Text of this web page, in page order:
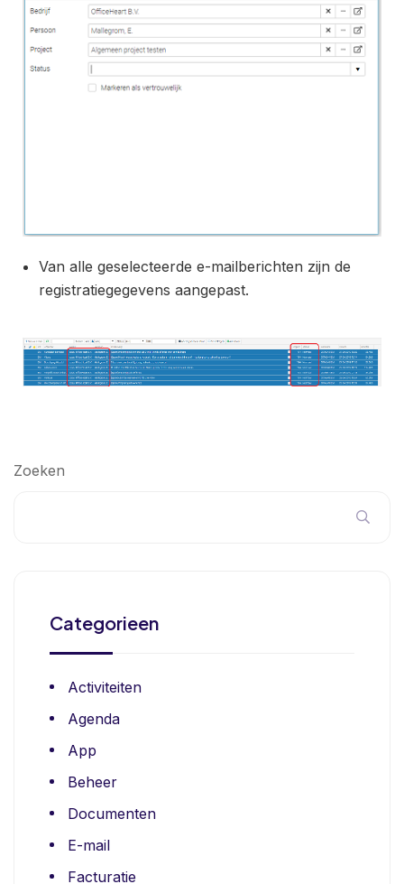
Van alle geselecteerde e-mailberichten zijn de
registratiegegevens aangepast.
Zoeken
Categorieen
Activiteiten
Agenda
App
Beheer
Documenten
E-mail
Facturatie